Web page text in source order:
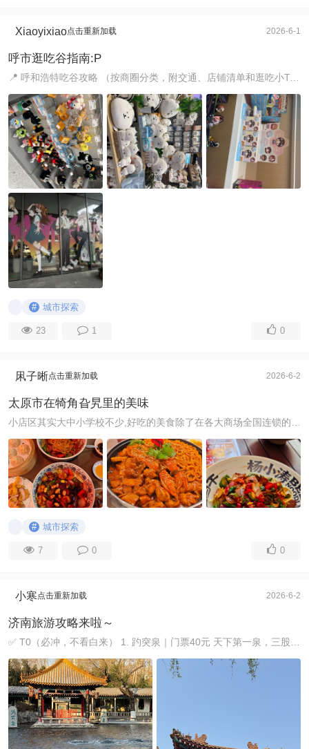
Xiaoyixiao点击重新加载 2026-6-1
呼市逛吃谷指南:P
📍 呼和浩特吃谷攻略 （按商圈分类，附交通、店铺清单和逛吃小Tips） 一、北中庭次元谷街区（推荐指数：⭐⭐⭐⭐⭐） ✅ 交通：地铁直达，市中心核心次元聚集 ...
# 城市探索
23 1 0
凩子晰点击重新加载 2026-6-2
太原市在犄角旮旯里的美味
# 城市探索
7 0 0
小寒点击重新加载 2026-6-2
济南旅游攻略来啦～